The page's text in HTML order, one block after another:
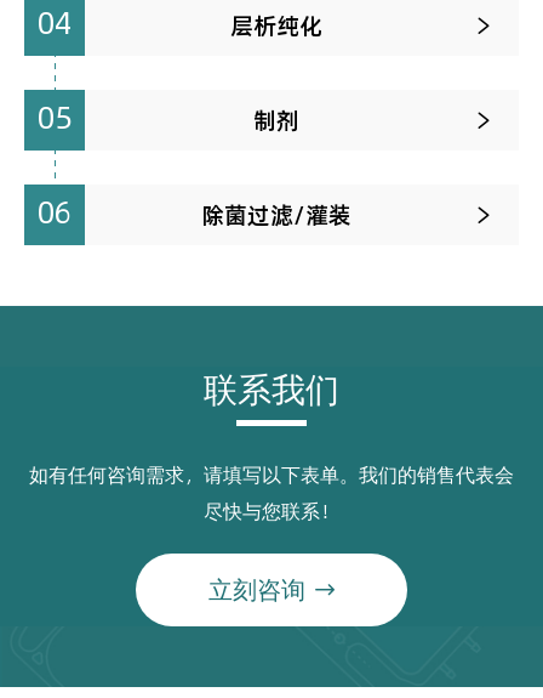
04 层析纯化 
05 制剂 
06 除菌过滤/灌装 
联系我们
如有任何咨询需求，请填写以下表单。我们的销售代表会
尽快与您联系！
立刻咨询 